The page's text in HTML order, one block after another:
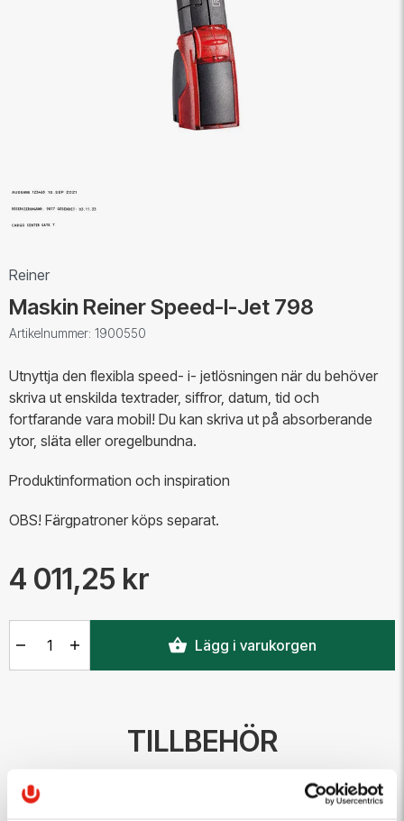
Reiner
Maskin Reiner Speed-I-Jet 798
Artikelnummer: 1900550
Utnyttja den flexibla speed- i- jetlösningen när du behöver
skriva ut enskilda textrader, siffror, datum, tid och
fortfarande vara mobil! Du kan skriva ut på absorberande
ytor, släta eller oregelbundna.
Produktinformation och inspiration
OBS! Färgpatroner köps separat.
4 011,25 kr
Lägg i varukorgen
TILLBEHÖR